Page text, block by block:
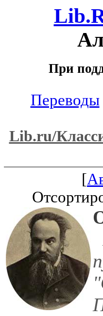
При
Переводы
Lib.ru/
[